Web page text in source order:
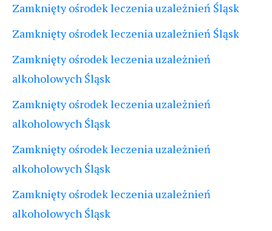
Zamknięty ośrodek leczenia uzależnień Śląsk
Zamknięty ośrodek leczenia uzależnień Śląsk
Zamknięty ośrodek leczenia uzależnień
alkoholowych Śląsk
Zamknięty ośrodek leczenia uzależnień
alkoholowych Śląsk
Zamknięty ośrodek leczenia uzależnień
alkoholowych Śląsk
Zamknięty ośrodek leczenia uzależnień
alkoholowych Śląsk